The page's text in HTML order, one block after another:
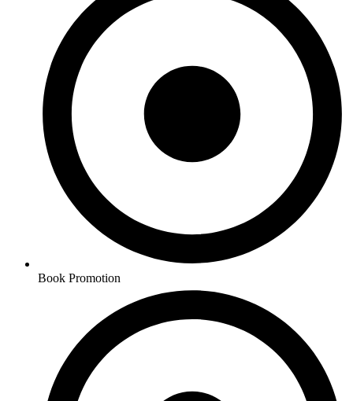
Book Promotion